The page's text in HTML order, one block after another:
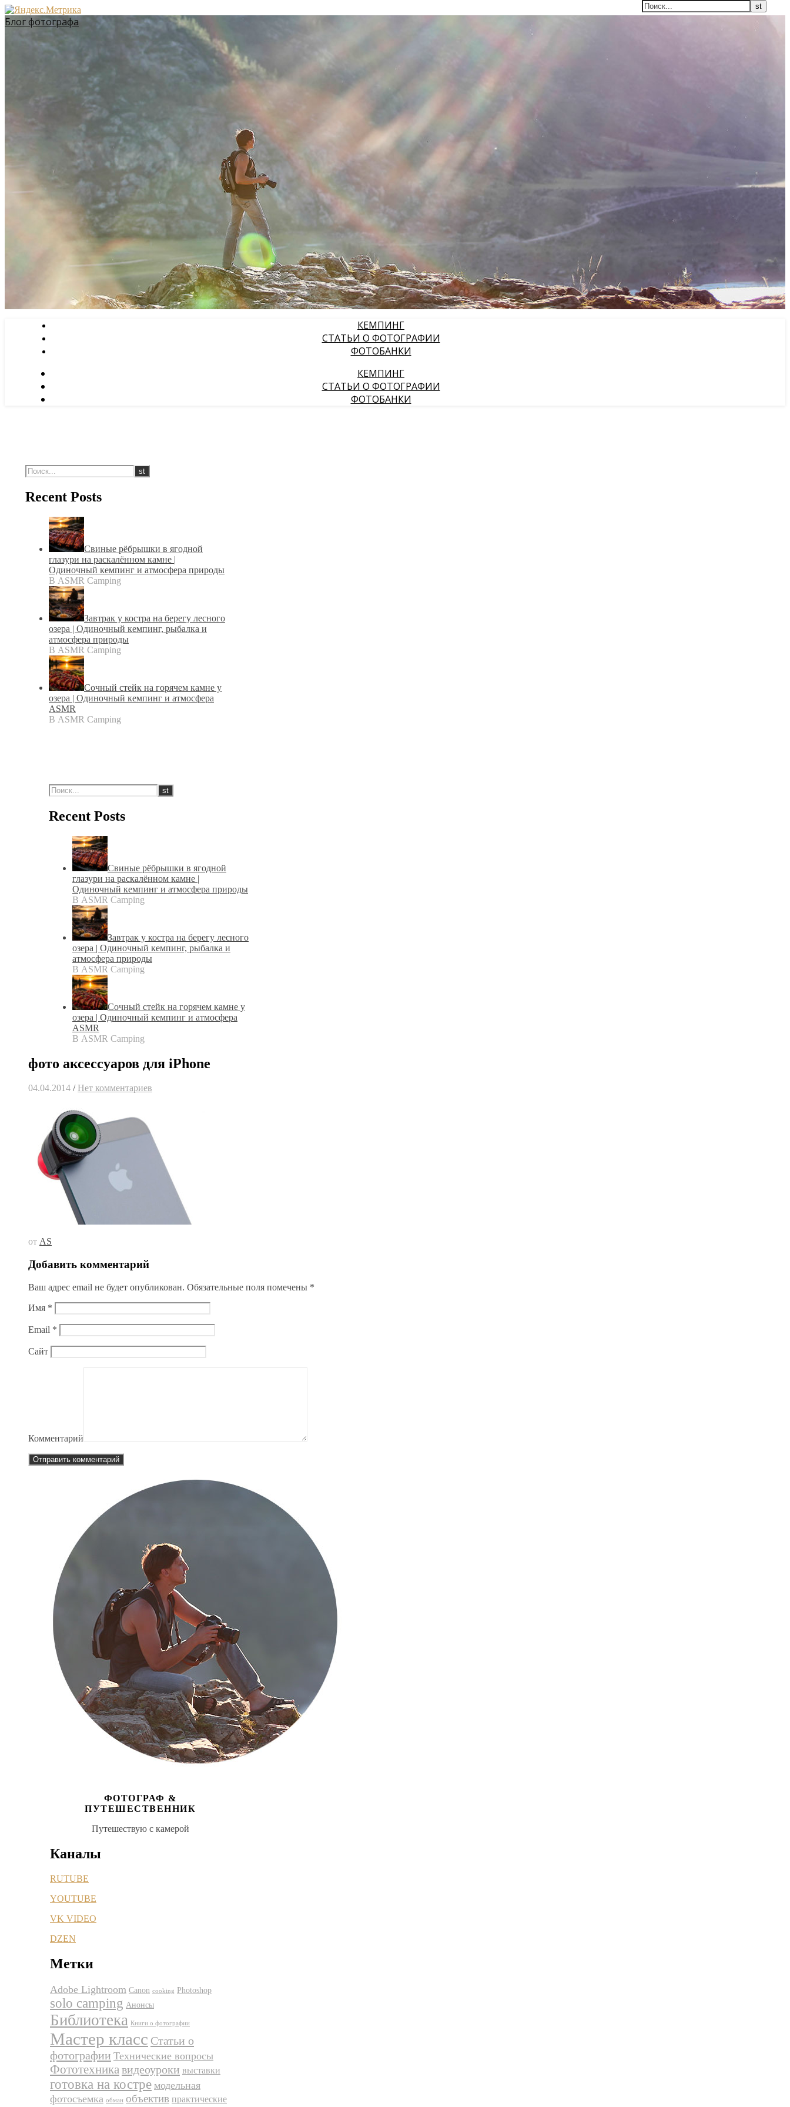
Блог фотографа
КЕМПИНГ
СТАТЬИ О ФОТОГРАФИИ
ФОТОБАНКИ
КЕМПИНГ
СТАТЬИ О ФОТОГРАФИИ
ФОТОБАНКИ
Recent Posts
Свиные рёбрышки в ягодной
глазури на раскалённом камне |
Одиночный кемпинг и атмосфера природы
В ASMR Camping
Завтрак у костра на берегу лесного
озера | Одиночный кемпинг, рыбалка и
атмосфера природы
В ASMR Camping
Сочный стейк на горячем камне у
озера | Одиночный кемпинг и атмосфера
ASMR
В ASMR Camping
Recent Posts
Свиные рёбрышки в ягодной
глазури на раскалённом камне |
Одиночный кемпинг и атмосфера природы
В ASMR Camping
Завтрак у костра на берегу лесного
озера | Одиночный кемпинг, рыбалка и
атмосфера природы
В ASMR Camping
Сочный стейк на горячем камне у
озера | Одиночный кемпинг и атмосфера
ASMR
В ASMR Camping
фото аксессуаров для iPhone
04.04.2014 / Нет комментариев
от AS
Добавить комментарий
Ваш адрес email не будет опубликован. Обязательные поля помечены *
Имя *
Email *
Сайт
Комментарий
ФОТОГРАФ &
ПУТЕШЕСТВЕННИК
Путешествую с камерой
Каналы
RUTUBE
YOUTUBE
VK VIDEO
DZEN
Метки
Adobe Lightroom Canon cooking Photoshop
solo camping Анонсы
Библиотека Книги о фотографии
Мастер класс Статьи о
фотографии Технические вопросы
Фототехника видеоуроки выставки
готовка на костре модельная
фотосъемка обман объектив практические